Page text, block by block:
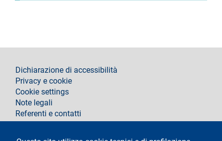
footer
Dichiarazione di accessibilità
Privacy e cookie
Cookie settings
Note legali
Referenti e contatti